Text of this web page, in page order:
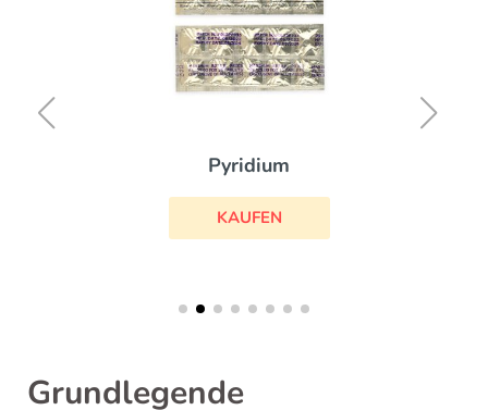
Pyridium
KAUFEN
Grundlegende